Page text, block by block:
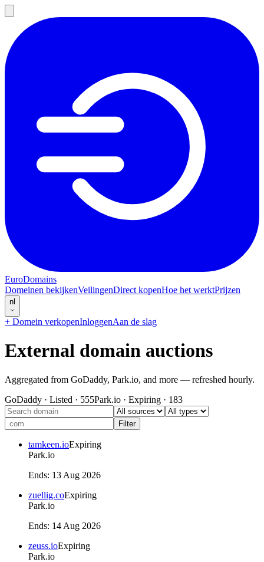
EuroDomains
Domeinen bekijkenVeilingenDirect kopenHoe het werktPrijzen
nl
+ Domein verkopenInloggenAan de slag
External domain auctions
Aggregated from GoDaddy, Park.io, and more — refreshed hourly.
GoDaddy · Listed · 555Park.io · Expiring · 183
Filter
tamkeen.ioExpiring
Park.io
Ends: 13 Aug 2026
zuellig.coExpiring
Park.io
Ends: 14 Aug 2026
zeuss.ioExpiring
Park.io